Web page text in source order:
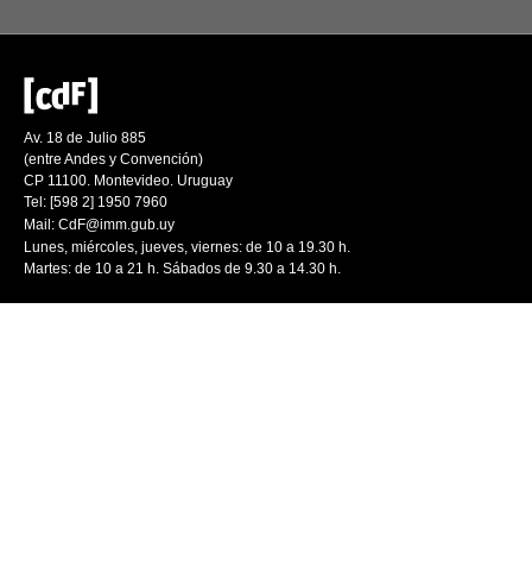
Av. 18 de Julio 885
(entre Andes y Convención)
CP 11100. Montevideo. Uruguay
Tel: [598 2] 1950 7960
Mail: CdF@imm.gub.uy
Lunes, miércoles, jueves, viernes: de 10 a 19.30 h.
Martes: de 10 a 21 h. Sábados de 9.30 a 14.30 h.